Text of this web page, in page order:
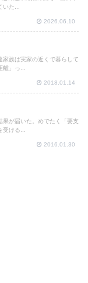
た...
2026.06.10
族は実家の近くで暮らして
離」っ...
2018.01.14
果が届いた。めでたく「要支
ける...
2016.01.30